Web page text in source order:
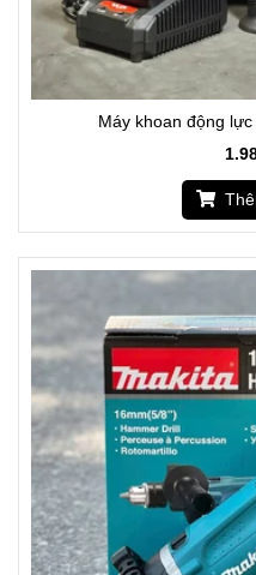
Máy khoan động